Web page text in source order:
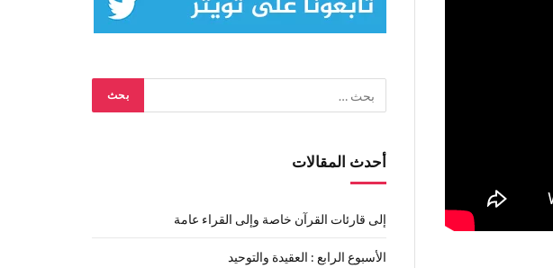
أحدث المقالات
إلى قارئات القرآن خاصة وإلى القراء عامة
الأسبوع الرابع : العقيدة والتوحيد